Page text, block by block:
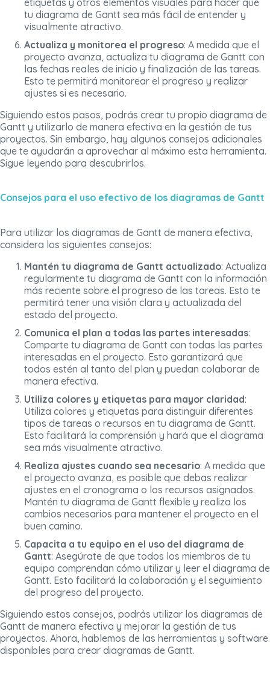
etiquetas y otros elementos visuales para hacer que
tu diagrama de Gantt sea más fácil de entender y
visualmente atractivo.
Actualiza y monitorea el progreso: A medida que el
proyecto avanza, actualiza tu diagrama de Gantt con
las fechas reales de inicio y finalización de las tareas.
Esto te permitirá monitorear el progreso y realizar
ajustes si es necesario.
Siguiendo estos pasos, podrás crear tu propio diagrama de
Gantt y utilizarlo de manera efectiva en la gestión de tus
proyectos. Sin embargo, hay algunos consejos adicionales
que te ayudarán a aprovechar al máximo esta herramienta.
Sigue leyendo para descubrirlos.
Consejos para el uso efectivo de los diagramas de Gantt
Para utilizar los diagramas de Gantt de manera efectiva,
considera los siguientes consejos:
Mantén tu diagrama de Gantt actualizado: Actualiza
regularmente tu diagrama de Gantt con la información
más reciente sobre el progreso de las tareas. Esto te
permitirá tener una visión clara y actualizada del
estado del proyecto.
Comunica el plan a todas las partes interesadas:
Comparte tu diagrama de Gantt con todas las partes
interesadas en el proyecto. Esto garantizará que
todos estén al tanto del plan y puedan colaborar de
manera efectiva.
Utiliza colores y etiquetas para mayor claridad:
Utiliza colores y etiquetas para distinguir diferentes
tipos de tareas o recursos en tu diagrama de Gantt.
Esto facilitará la comprensión y hará que el diagrama
sea más visualmente atractivo.
Realiza ajustes cuando sea necesario: A medida que
el proyecto avanza, es posible que debas realizar
ajustes en el cronograma o los recursos asignados.
Mantén tu diagrama de Gantt flexible y realiza los
cambios necesarios para mantener el proyecto en el
buen camino.
Capacita a tu equipo en el uso del diagrama de
Gantt: Asegúrate de que todos los miembros de tu
equipo comprendan cómo utilizar y leer el diagrama de
Gantt. Esto facilitará la colaboración y el seguimiento
del progreso del proyecto.
Siguiendo estos consejos, podrás utilizar los diagramas de
Gantt de manera efectiva y mejorar la gestión de tus
proyectos. Ahora, hablemos de las herramientas y software
disponibles para crear diagramas de Gantt.